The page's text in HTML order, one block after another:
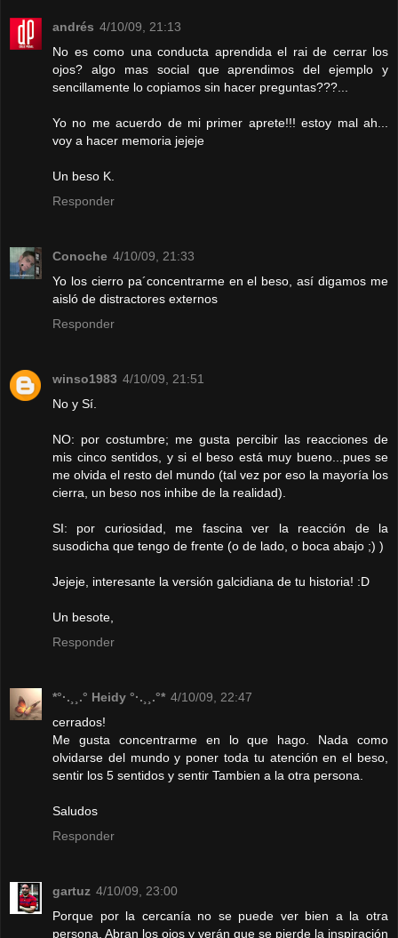
andrés 4/10/09, 21:13
No es como una conducta aprendida el rai de cerrar los
ojos? algo mas social que aprendimos del ejemplo y
sencillamente lo copiamos sin hacer preguntas???...
Yo no me acuerdo de mi primer aprete!!! estoy mal ah...
voy a hacer memoria jejeje
Un beso K.
Responder
Conoche 4/10/09, 21:33
Yo los cierro pa´concentrarme en el beso, así digamos me
aisló de distractores externos
Responder
winso1983 4/10/09, 21:51
No y Sí.
NO: por costumbre; me gusta percibir las reacciones de
mis cinco sentidos, y si el beso está muy bueno...pues se
me olvida el resto del mundo (tal vez por eso la mayoría los
cierra, un beso nos inhibe de la realidad).
SI: por curiosidad, me fascina ver la reacción de la
susodicha que tengo de frente (o de lado, o boca abajo ;) )
Jejeje, interesante la versión galcidiana de tu historia! :D
Un besote,
Responder
*°·.¸¸.° Heidy °·.¸¸.°* 4/10/09, 22:47
cerrados!
Me gusta concentrarme en lo que hago. Nada como
olvidarse del mundo y poner toda tu atención en el beso,
sentir los 5 sentidos y sentir Tambien a la otra persona.
Saludos
Responder
gartuz 4/10/09, 23:00
Porque por la cercanía no se puede ver bien a la otra
persona. Abran los ojos y verán que se pierde la inspiración